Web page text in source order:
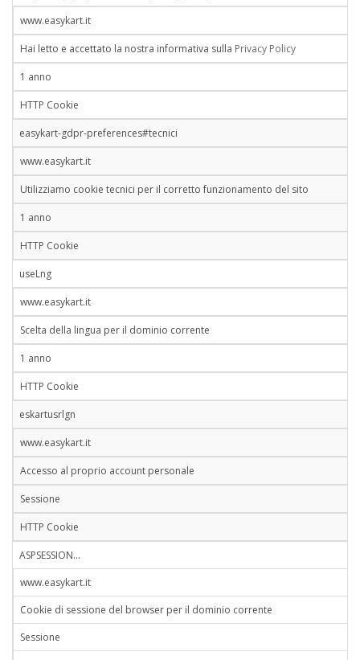
www.easykart.it
Hai letto e accettato la nostra informativa sulla Privacy Policy
1 anno
HTTP Cookie
easykart-gdpr-preferences#tecnici
www.easykart.it
Utilizziamo cookie tecnici per il corretto funzionamento del sito
1 anno
HTTP Cookie
useLng
www.easykart.it
Scelta della lingua per il dominio corrente
1 anno
HTTP Cookie
eskartusrlgn
www.easykart.it
Accesso al proprio account personale
Sessione
HTTP Cookie
ASPSESSION…
www.easykart.it
Cookie di sessione del browser per il dominio corrente
Sessione